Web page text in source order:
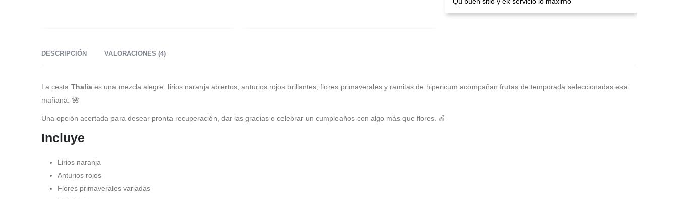
DESCRIPCIÓN VALORACIONES (4)
La cesta Thalia es una mezcla alegre: lirios naranja abiertos, anturios rojos brillantes, flores primaverales y ramitas de hipericum acompañan frutas de temporada seleccionadas esa
mañana. 🌺
Una opción acertada para desear pronta recuperación, dar las gracias o celebrar un cumpleaños con algo más que flores. 🍎
Incluye
Lirios naranja
Anturios rojos
Flores primaverales variadas